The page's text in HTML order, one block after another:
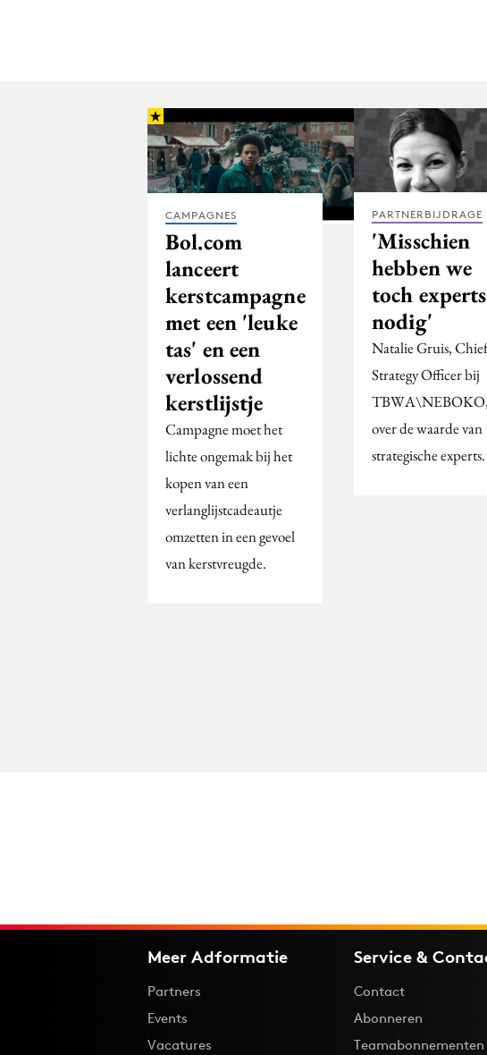
CAMPAGNES
Bol.com
lanceert
kerstcampagne
met een 'leuke
tas' en een
verlossend
kerstlijstje
Campagne moet het
lichte ongemak bij het
kopen van een
verlanglijstcadeautje
omzetten in een gevoel
van kerstvreugde.
PARTNERBIJDRAGE
'Misschien
hebben we
toch experts
nodig'
Natalie Gruis, Chief
Strategy Officer bij
TBWA\NEBOKO,
over de waarde van
strategische experts.
Meer Adformatie
Partners
Events
Vacatures
Service &
Contact
Abonneren
Teamabonnementen